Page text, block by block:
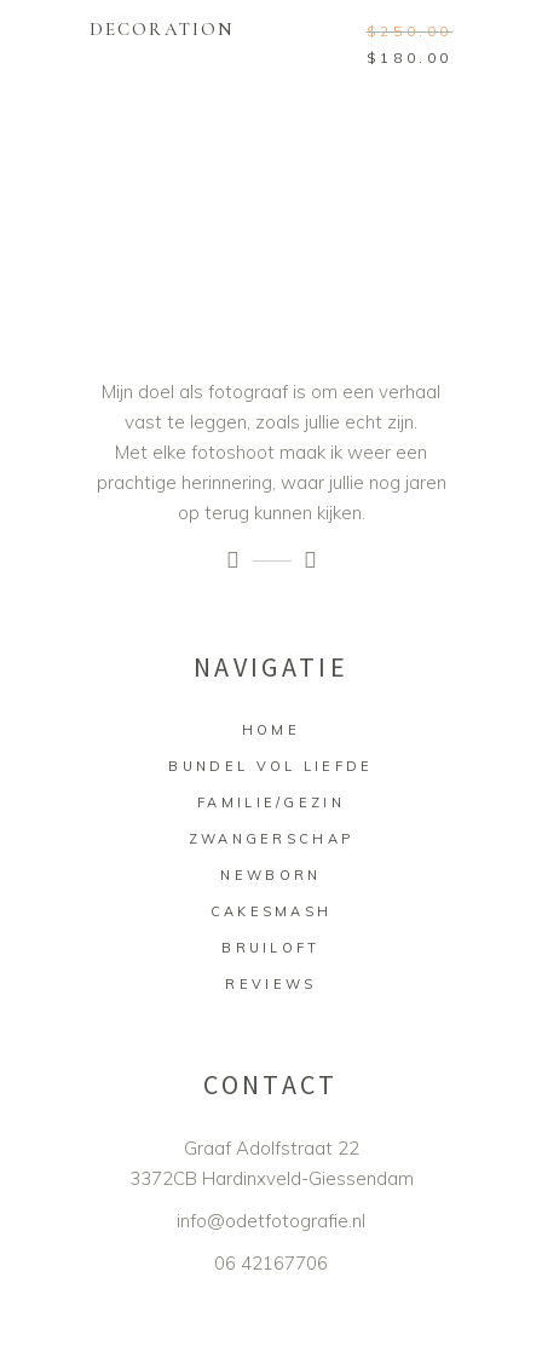
DECORATION $250.00
$ 180.00
Mijn doel als fotograaf is om een verhaal
vast te leggen, zoals jullie echt zijn.
Met elke fotoshoot maak ik weer een
prachtige herinnering, waar jullie nog jaren
op terug kunnen kijken.
NAVIGATIE
HOME
BUNDEL VOL LIEFDE
FAMILIE/GEZIN
ZWANGERSCHAP
NEWBORN
CAKESMASH
BRUILOFT
REVIEWS
CONTACT
Graaf Adolfstraat 22
3372CB Hardinxveld-Giessendam
info@odetfotografie.nl
06 42167706